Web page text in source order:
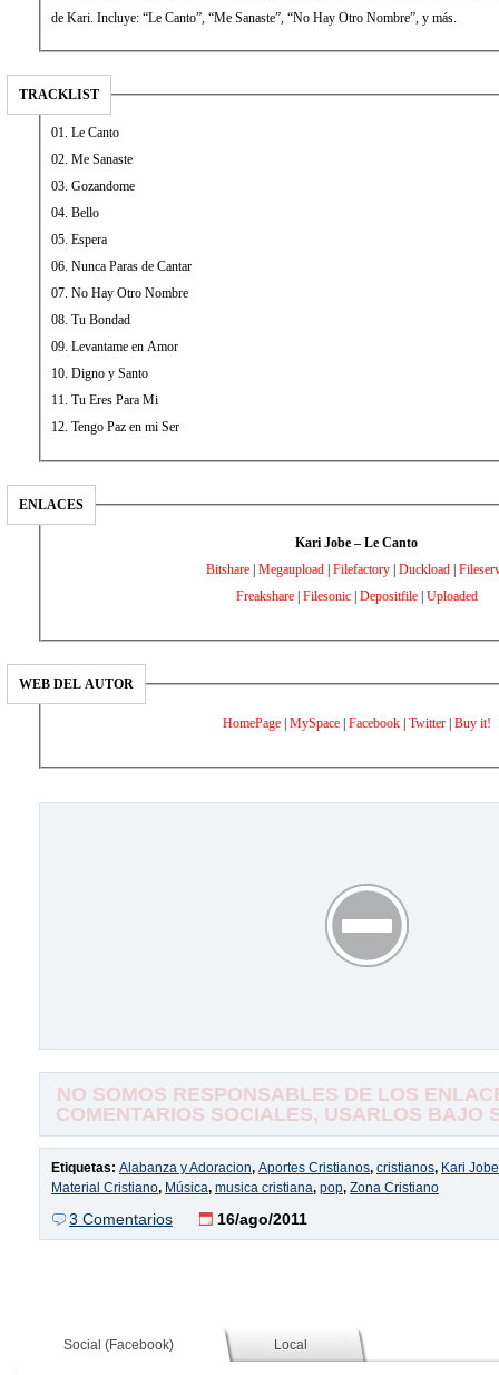
de Kari. Incluye: “Le Canto”, “Me Sanaste”, “No Hay Otro Nombre”, y más.
TRACKLIST
01. Le Canto
02. Me Sanaste
03. Gozandome
04. Bello
05. Espera
06. Nunca Paras de Cantar
07. No Hay Otro Nombre
08. Tu Bondad
09. Levantame en Amor
10. Digno y Santo
11. Tu Eres Para Mi
12. Tengo Paz en mi Ser
ENLACES
Kari Jobe – Le Canto
Bitshare Megaupload Filefactory Duckload
Freakshare| Filesonic| Depositfile| Uploaded
WEB DEL AUTOR
HomePage| MySpace| Facebook| Twitter| Buy it!
NO SOMOS RESPONSABLES DE LOS
COMENTARIOS SOCIALES, USARLOS BAJO
Etiquetas: Alabanza y Adoracion, Aportes Cristianos, cristianos, Kari Jobe
Material Cristiano, Música, musica cristiana, pop, Zona Cristiano
3 Comentarios 16/ago/2011
Social (Facebook) Local